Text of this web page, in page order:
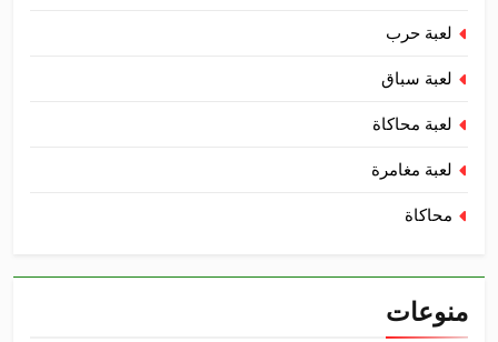
لعبة حرب
لعبة سباق
لعبة محاكاة
لعبة مغامرة
محاكاة
منوعات